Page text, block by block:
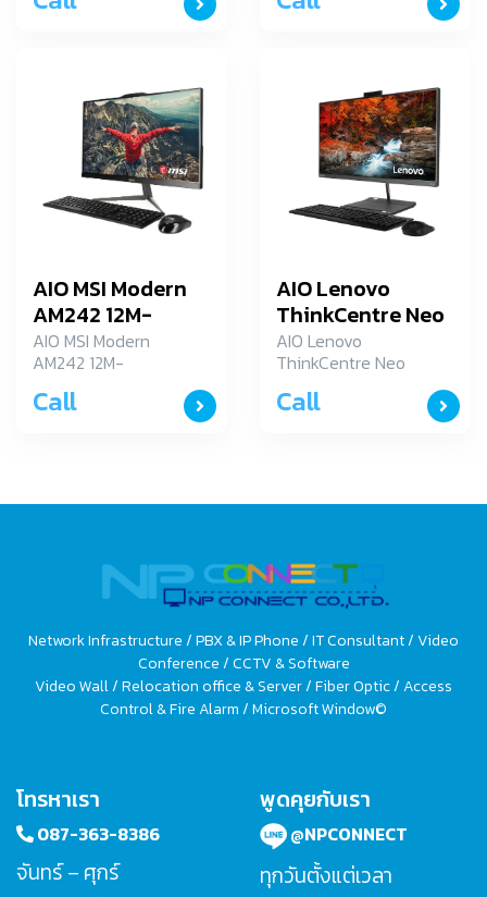
AIO MSI Modern
AM242 12M-
474XTH (Black)
AIO MSI Modern
AM242 12M-
Call
AIO Lenovo
ThinkCentre Neo
30a 24
(12CE0014TA)
AIO Lenovo
ThinkCentre Neo
(12CE0014TA)
Call
Network Infrastructure / PBX & IP Phone / IT Consultant / Video
Conference / CCTV & Software
Video Wall / Relocation office & Server / Fiber Optic / Access
Control & Fire Alarm / Microsoft Window©
โทรหาเรา
087-363-8386
จันทร์ – ศุกร์
พูดคุยกับเรา
@NPCONNECT
ทุกวันตั้งแต่เวลา